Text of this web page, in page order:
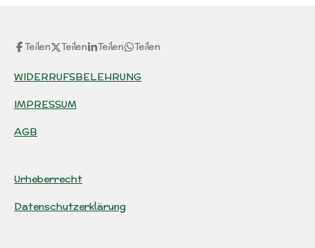
Teilen Teilen Teilen Teilen
WIDERRUFSBELEHRUNG
IMPRESSUM
AGB
Urheberrecht
Datenschutzerklärung